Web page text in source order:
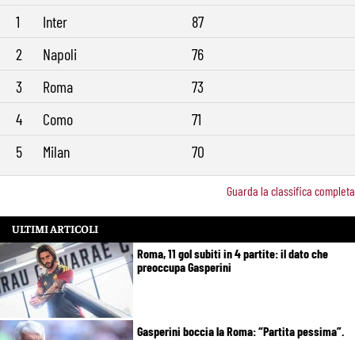
1 Inter
87
2
Napoli
76
3
Roma
73
4
Como
71
5
Milan 70
Guarda la classifica completa
ULTIMI ARTICOLI
Roma, 11 gol subiti in 4 partite: il dato che
preoccupa Gasperini
Gasperini boccia la Roma: “Partita pessima”.